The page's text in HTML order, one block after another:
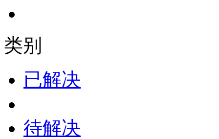
类别
已解决
待解决